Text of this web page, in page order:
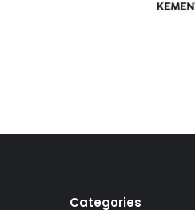
Categories